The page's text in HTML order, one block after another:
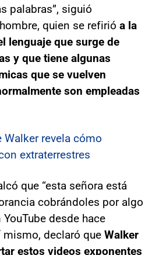
palabras”, siguió
quien se refirió a la
lenguaje que surge de
y que tiene algunas
que se vuelven
son empleadas
Walker revela cómo
extraterrestres
que “esta señora está
cobrándoles por algo
desde hace
mismo, declaró que Walker
estos videos exponentes